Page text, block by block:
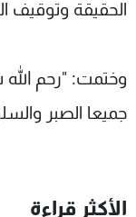
الحقيقة وتوقيف
وختمت: "رحم الله
جميعا الصبر
الأكثر قراءة